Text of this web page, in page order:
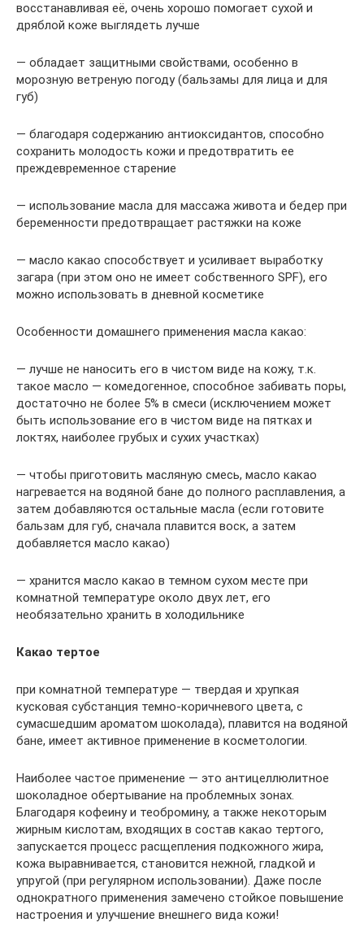
восстанавливая её, очень хорошо помогает сухой и
дряблой коже выглядеть лучше
— обладает защитными свойствами, особенно в
морозную ветреную погоду (бальзамы для лица и для
губ)
— благодаря содержанию антиоксидантов, способно
сохранить молодость кожи и предотвратить ее
преждевременное старение
— использование масла для массажа живота и бедер при
беременности предотвращает растяжки на коже
— масло какао способствует и усиливает выработку
загара (при этом оно не имеет собственного SPF), его
можно использовать в дневной косметике
Особенности домашнего применения масла какао:
— лучше не наносить его в чистом виде на кожу, т.к.
такое масло — комедогенное, способное забивать поры,
достаточно не более 5% в смеси (исключением может
быть использование его в чистом виде на пятках и
локтях, наиболее грубых и сухих участках)
— чтобы приготовить масляную смесь, масло какао
нагревается на водяной бане до полного расплавления, а
затем добавляются остальные масла (если готовите
бальзам для губ, сначала плавится воск, а затем
добавляется масло какао)
— хранится масло какао в темном сухом месте при
комнатной температуре около двух лет, его
необязательно хранить в холодильнике
Какао тертое
при комнатной температуре — твердая и хрупкая
кусковая субстанция темно-коричневого цвета, с
сумасшедшим ароматом шоколада), плавится на водяной
бане, имеет активное применение в косметологии.
Наиболее частое применение — это антицеллюлитное
шоколадное обертывание на проблемных зонах.
Благодаря кофеину и теобромину, а также некоторым
жирным кислотам, входящих в состав какао тертого,
запускается процесс расщепления подкожного жира,
кожа выравнивается, становится нежной, гладкой и
упругой (при регулярном использовании). Даже после
однократного применения замечено стойкое повышение
настроения и улучшение внешнего вида кожи!